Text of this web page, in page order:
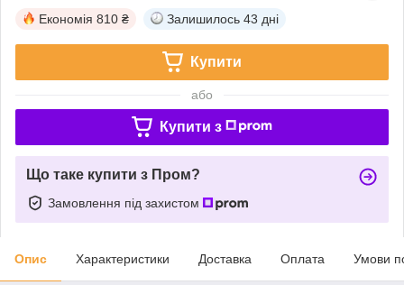
Економія 810 ₴ Залишилось 43 дні
Купити
або
Купити з
Що таке купити з Пром?
Замовлення під захистом
Опис Характеристики Доставка Оплата Умови